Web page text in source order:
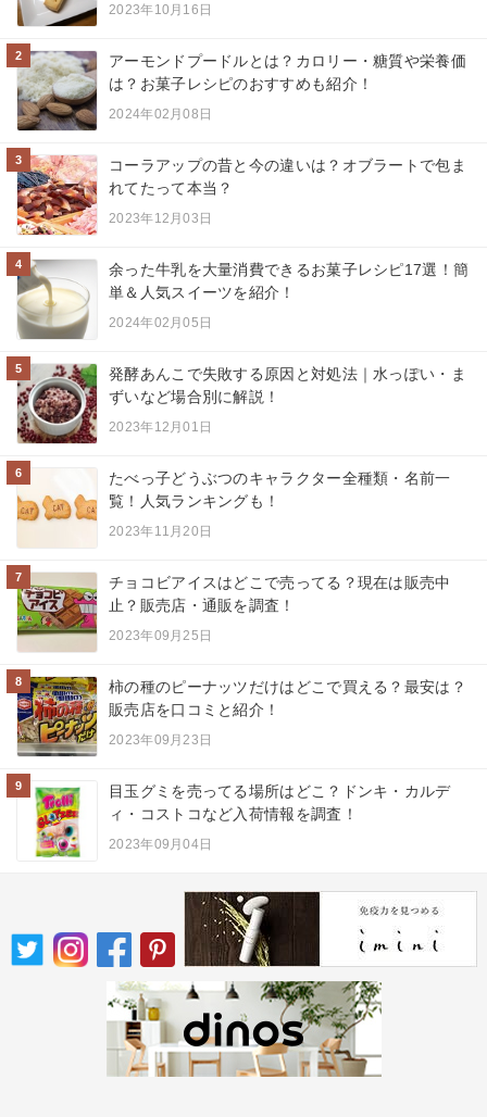
2023年10月16日
2
アーモンドプードルとは？カロリー・糖質や栄養価
は？お菓子レシピのおすすめも紹介！
2024年02月08日
3
コーラアップの昔と今の違いは？オブラートで包ま
れてたって本当？
2023年12月03日
4
余った牛乳を大量消費できるお菓子レシピ17選！簡
単＆人気スイーツを紹介！
2024年02月05日
5
発酵あんこで失敗する原因と対処法｜水っぽい・ま
ずいなど場合別に解説！
2023年12月01日
6
たべっ子どうぶつのキャラクター全種類・名前一
覧！人気ランキングも！
2023年11月20日
7
チョコビアイスはどこで売ってる？現在は販売中
止？販売店・通販を調査！
2023年09月25日
8
柿の種のピーナッツだけはどこで買える？最安は？
販売店を口コミと紹介！
2023年09月23日
9
目玉グミを売ってる場所はどこ？ドンキ・カルデ
ィ・コストコなど入荷情報を調査！
2023年09月04日